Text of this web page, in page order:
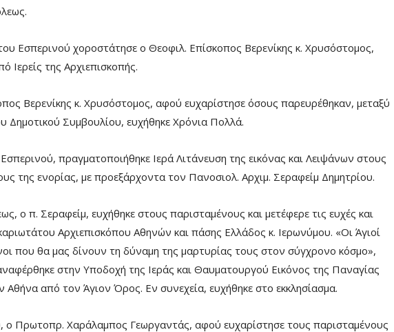
Εσπερινού χοροστάτησε ο Θεοφιλ. Επίσκοπος Βερενίκης κ. Χρυσόστομος,
Ιερείς της Αρχιεπισκοπής.
Βερενίκης κ. Χρυσόστομος, αφού ευχαρίστησε όσους παρευρέθηκαν, μεταξύ
Δημοτικού Συμβουλίου, ευχήθηκε Χρόνια Πολλά.
πραγματοποιήθηκε Ιερά Λιτάνευση της εικόνας και Λειψάνων στους
της ενορίας, με προεξάρχοντα τον Πανοσιολ. Αρχιμ. Σεραφείμ Δημητρίου.
ο π. Σεραφείμ, ευχήθηκε στους παρισταμένους και μετέφερε τις ευχές και
Αρχιεπισκόπου Αθηνών και πάσης Ελλάδος κ. Ιερωνύμου. «Οι Άγιοί
που θα μας δίνουν τη δύναμη της μαρτυρίας τους στον σύγχρονο κόσμο»,
στην Υποδοχή της Ιεράς και Θαυματουργού Εικόνος της Παναγίας
Αθήνα από τον Άγιον Όρος. Εν συνεχεία, ευχήθηκε στο εκκλησίασμα.
ο Πρωτοπρ. Χαράλαμπος Γεωργαντάς, αφού ευχαρίστησε τους παρισταμένους